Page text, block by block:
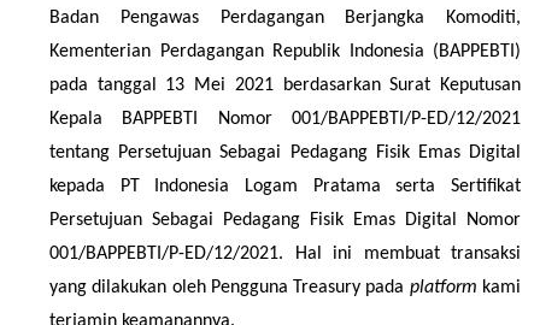
Badan Pengawas Perdagangan Berjangka Komoditi,
Kementerian Perdagangan Republik Indonesia (BAPPEBTI)
pada tanggal 13 Mei 2021 berdasarkan Surat Keputusan
Kepala BAPPEBTI Nomor 001/BAPPEBTI/P-ED/12/2021
tentang Persetujuan Sebagai Pedagang Fisik Emas Digital
kepada PT Indonesia Logam Pratama serta Sertifikat
Persetujuan Sebagai Pedagang Fisik Emas Digital Nomor
001/BAPPEBTI/P-ED/12/2021. Hal ini membuat transaksi
yang dilakukan oleh Pengguna Treasury pada platform kami